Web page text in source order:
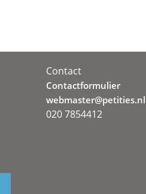
Contact
Contactformulier
webmaster@petities.nl
020 7854412